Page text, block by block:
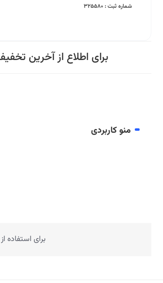
شماره ثبت : ۳۲۵۵۸۰
برای اطلاع از آخرین
منو کاربردی
برای